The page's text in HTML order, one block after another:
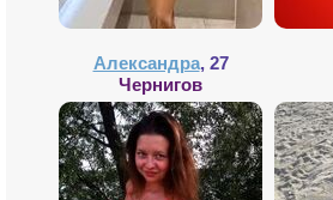
Александра, 27
Чернигов